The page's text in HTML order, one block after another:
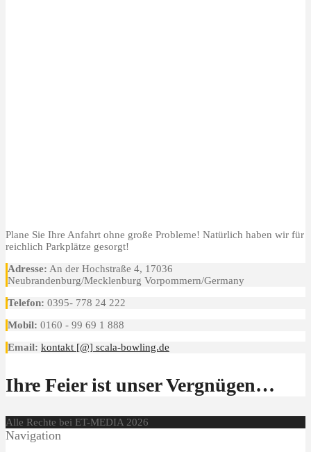
Plane Sie Ihre Anfahrt ohne große Probleme! Natürlich haben wir für
reichlich Parkplätze gesorgt!
Adresse: An der Hochstraße 4, 17036
Neubrandenburg/Mecklenburg Vorpommern/Germany
Telefon: 0395- 778 24 222
Mobil: 0160 - 99 69 1 888
Email: kontakt [@] scala-bowling.de
Ihre Feier ist unser Vergnügen…
Alle Rechte bei ET-MEDIA 2026
Navigation